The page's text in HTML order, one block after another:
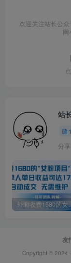
欢迎关注站长公
网
站
外面收费1680的女粉项
友
Copyright © 2024 ·